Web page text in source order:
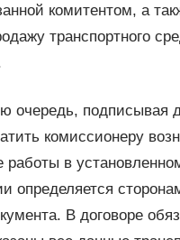
комитентом, а
транспортного
очередь, подписывая
комиссионеру
работы в
определяется
В договоре